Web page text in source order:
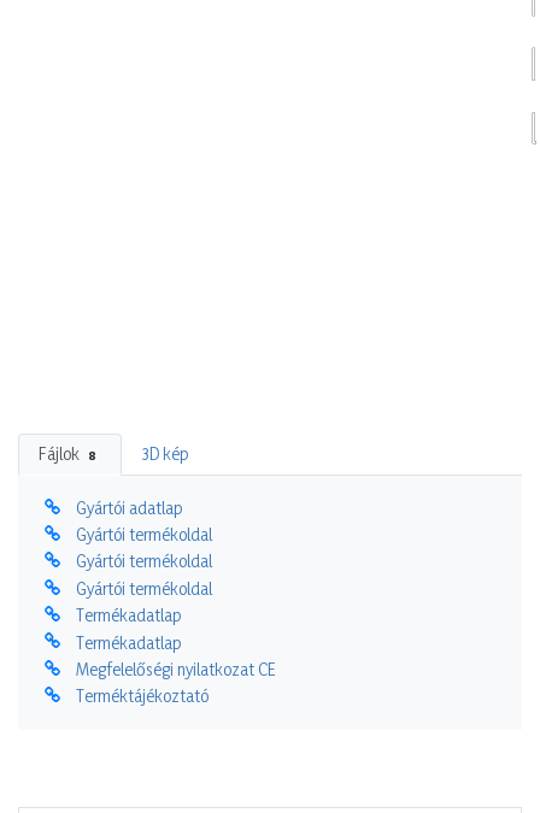
Fájlok 8 3D kép
Gyártói adatlap
Gyártói termékoldal
Gyártói termékoldal
Gyártói termékoldal
Termékadatlap
Termékadatlap
Megfelelőségi nyilatkozat CE
Terméktájékoztató